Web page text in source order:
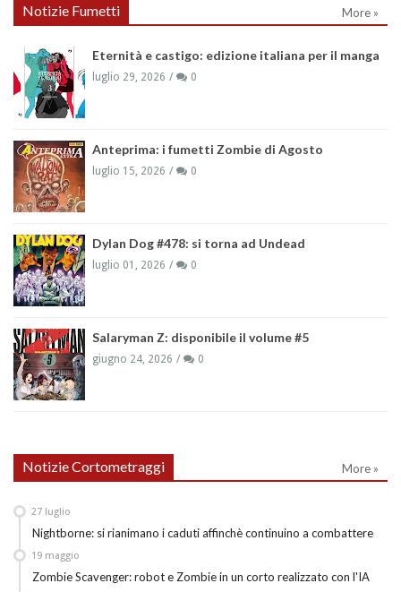
Notizie Fumetti More »
Eternità e castigo: edizione italiana per il manga
luglio 29, 2026 0
Anteprima: i fumetti Zombie di Agosto
luglio 15, 2026 0
Dylan Dog #478: si torna ad Undead
luglio 01, 2026 0
Salaryman Z: disponibile il volume #5
giugno 24, 2026 0
Notizie Cortometraggi More »
Nightborne: si rianimano i caduti affinchè continuino a combattere
27 luglio
Zombie Scavenger: robot e Zombie in un corto realizzato con l'IA
19 maggio